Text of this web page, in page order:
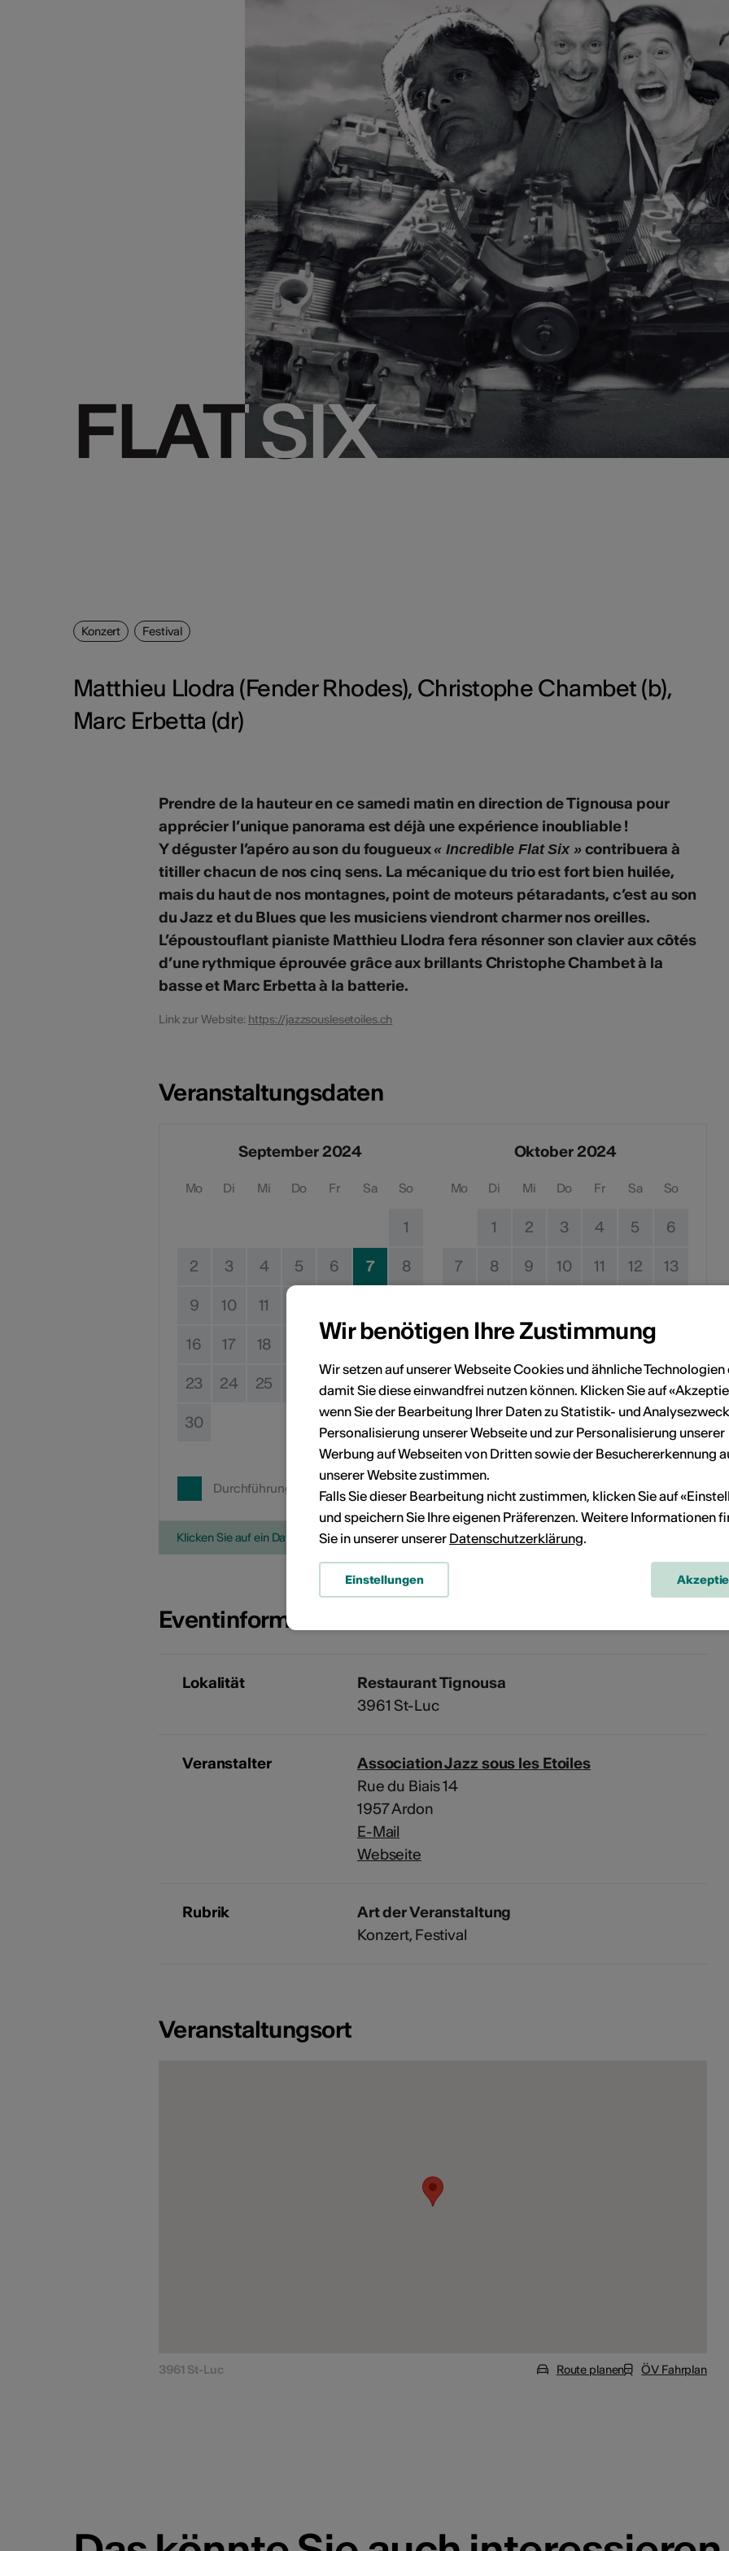
FLAT SIX
FLAT SIX
Konzert Festival
Matthieu Llodra (Fender Rhodes), Christophe Chambet (b),
Marc Erbetta (dr)
Prendre de la hauteur en ce samedi matin en direction de Tignousa pour
apprécier l’unique panorama est déjà une expérience inoubliable !
Y déguster l’apéro au son du fougueux« Incredible Flat Six »contribuera à
titiller chacun de nos cinq sens. La mécanique du trio est fort bien huilée,
mais du haut de nos montagnes, point de moteurs pétaradants, c’est au son
du Jazz et du Blues que les musiciens viendront charmer nos oreilles.
L’époustouflant pianiste Matthieu Llodra fera résonner son clavier aux côtés
d’une rythmique éprouvée grâce aux brillants Christophe Chambet à la
basse et Marc Erbetta à la batterie.
Link zur Website: https://jazzsouslesetoiles.ch
Veranstaltungsdaten
September 2024
Mo Di Mi Do Fr Sa So
1
2 3 4 5 6 7 8
9 10 11
16 17 18 20 21 22
23 24 25 27 28 29
30
Oktober 2024
Mo Di Mi Do Fr Sa So
1 2 3 4 5 6
7 8 9 10 11 12 13
21 22 23 24 25 26
28 29 30 31
Durchführungsdatum Kein Durchführungsdatum
Klicken Sie auf ein Datum, um die Veranstaltung Ihrem persönlichen Kalender hinzuzufügen.
Eventinformationen
Lokalität
Restaurant Tignousa
3961 St-Luc
Veranstalter
Association Jazz sous les Etoiles
Rue du Biais 14
1957 Ardon
E-Mail
Webseite
Rubrik
Art der Veranstaltung
Konzert Festival
Veranstaltungsort
3961 St-Luc Route planen ÖV Fahrplan
Wir benötigen Ihre Zustimmung
Wir setzen auf unserer Webseite Cookies und ähnliche Technologien
damit Sie diese einwandfrei nutzen können. Klicken Sie auf
wenn Sie der Bearbeitung Ihrer Daten zu Statistik- und
Personalisierung unserer Webseite und zur Personalisierung unserer
Werbung auf Webseiten von Dritten sowie der Besuchererkennung
unserer Website zustimmen.
Falls Sie dieser Bearbeitung nicht zustimmen, klicken Sie auf
und speichern Sie Ihre eigenen Präferenzen. Weitere Informationen
Sie in unserer unserer Datenschutzerklärung.
Einstellungen